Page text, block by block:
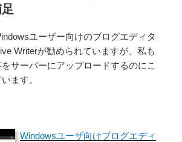
ユーザー向けのブログエディタ
Writerが勧められていますが、私も
サーバーにアップロードするのにこ
ます。
Windowsユーザ向けブログエディ